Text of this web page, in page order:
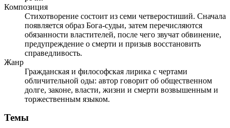
Композиция
Стихотворение состоит из семи четверостиший. Сначала
появляется образ Бога-судьи, затем перечисляются
обязанности властителей, после чего звучат обвинение,
предупреждение о смерти и призыв восстановить
справедливость.
Жанр
Гражданская и философская лирика с чертами
обличительной оды: автор говорит об общественном
долге, законе, власти, жизни и смерти возвышенным и
торжественным языком.
Темы